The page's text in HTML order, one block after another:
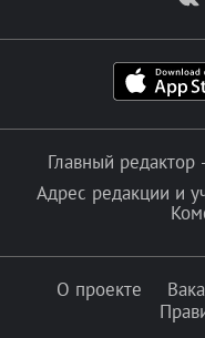
Главный
Адрес редакции и
О проекте